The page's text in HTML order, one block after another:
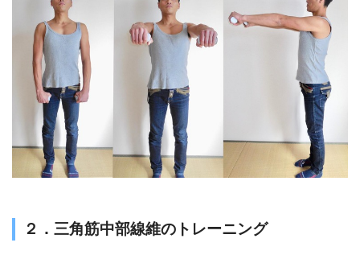
２．三角筋中部線維のトレーニング